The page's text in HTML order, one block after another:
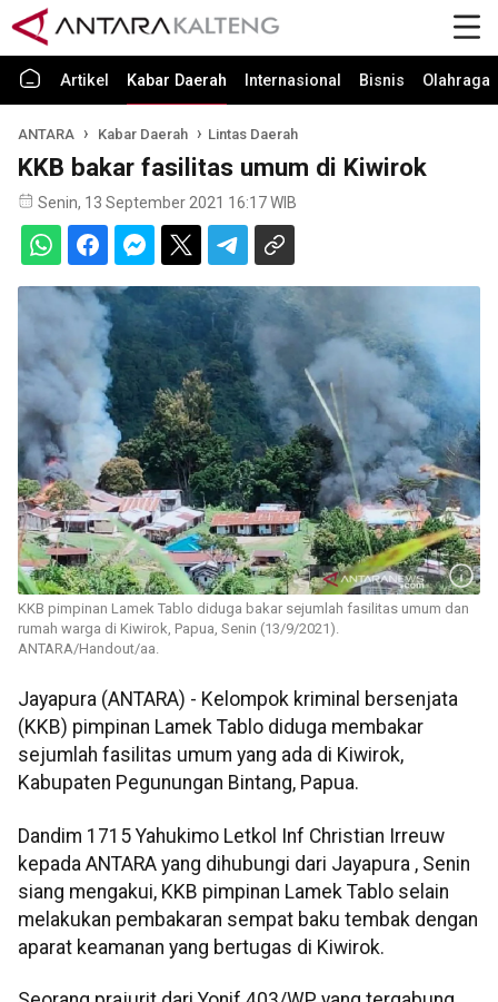
Artikel Kabar Daerah Internasional Bisnis Olahraga
ANTARA Kabar Daerah Lintas Daerah
KKB bakar fasilitas umum di Kiwirok
Senin, 13 September 2021 16:17 WIB
KKB pimpinan Lamek Tablo diduga bakar sejumlah fasilitas umum dan
rumah warga di Kiwirok, Papua, Senin (13/9/2021).
ANTARA/Handout/aa.
Jayapura (ANTARA) - Kelompok kriminal bersenjata
(KKB) pimpinan Lamek Tablo diduga membakar
sejumlah fasilitas umum yang ada di Kiwirok,
Kabupaten Pegunungan Bintang, Papua.
Dandim 1715 Yahukimo Letkol Inf Christian Irreuw
kepada ANTARA yang dihubungi dari Jayapura , Senin
siang mengakui, KKB pimpinan Lamek Tablo selain
melakukan pembakaran sempat baku tembak dengan
aparat keamanan yang bertugas di Kiwirok.